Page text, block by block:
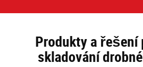
Produkty a
skladování